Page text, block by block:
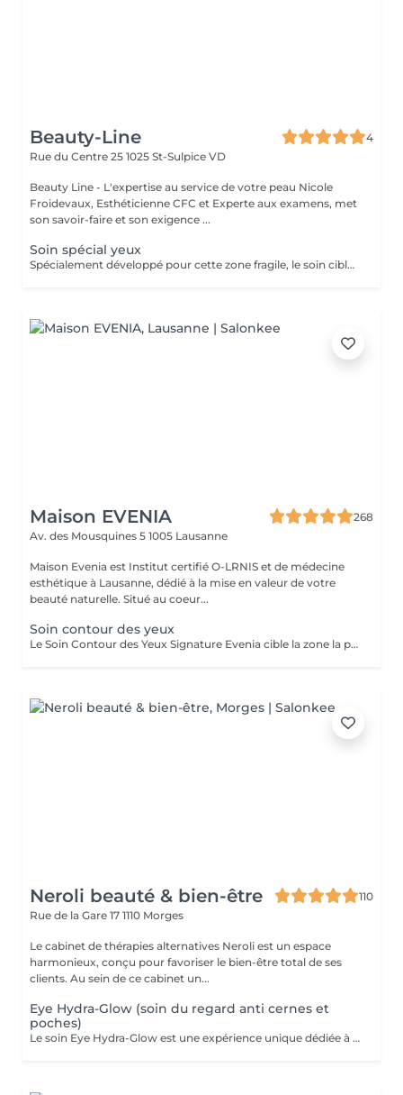
Beauty-Line
4
Rue du Centre 25 1025 St-Sulpice VD
Beauty Line - L'expertise au service de votre peau Nicole
Froidevaux, Esthéticienne CFC et Experte aux examens, met
son savoir-faire et son exigence ...
Soin spécial yeux
Spécialement développé pour cette zone fragile, le soin cible les cernes, poches ainsi que les pattes d'oie et ride du lion.
Maison EVENIA
268
Av. des Mousquines 5 1005 Lausanne
Maison Evenia est Institut certifié O-LRNIS et de médecine
esthétique à Lausanne, dédié à la mise en valeur de votre
beauté naturelle. Situé au coeur...
Soin contour des yeux
Le Soin Contour des Yeux Signature Evenia cible la zone la plus fine et expressive du visage : le regard. Grâce à une combinaison de technologies avancées et d'actifs puissants, il agit efficacement sur les cernes, poches, rides et le relâchement cutané pour un effet liftant et défatiguant immédiat. Ce soin stimule la microcirculation, favorise le drainage lymphatique et booste la production de collagène pour lisser, raffermir et illuminer la peau du contour des yeux. Dès la première séance, le regard paraît plus ouvert, plus reposé et visiblement rajeuni. En cure, les résultats se renforcent : les poches s'estompent, les cernes s'éclaircissent et la peau retrouve sa densité. Pour prolonger les effets du soin, il est recommandé de l'associer à la Crème Intense Contour des Yeux ZO Skin Health by Obagi, disponible directement à l'institut Maison Evenia.
Neroli beauté & bien-être
110
Rue de la Gare 17 1110 Morges
Le cabinet de thérapies alternatives Neroli est un espace
harmonieux, conçu pour favoriser le bien-être total de ses
clients. Au sein de ce cabinet un...
Eye Hydra-Glow (soin du regard anti cernes et
poches)
Le soin Eye Hydra-Glow est une expérience unique dédiée à l'éclat de votre regard. Conçu pour revitaliser la zone délicate autour des yeux, ce soin allie hydratation et ingrédients naturels pour un résultat immédiat. Lors de la séance, vous bénéficierez d'un protocole apaisant qui réduit l'apparence des cernes et des poches. L'utilisation des boules freezer ajoute une touche de fraîcheur, permettant de dégonfler et de tonifier la peau. Grâce a un massage doux et ciblé, la circulation sanguine est stimulée, offrant une sensation de légèreté. Ce soin est idéal pour ceux qui souhaitent illuminer leur regard et atténuer les signes de fatigue. Après Eye Hydra-Glow , vos yeux rayonneront de vitalité, vous apportant une nouvelle luminosité et un regard reposé.